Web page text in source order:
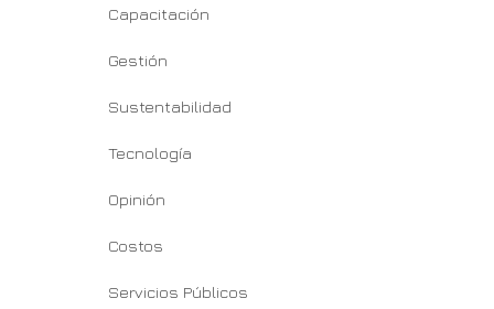
Capacitación
Gestión
Sustentabilidad
Tecnología
Opinión
Costos
Servicios Públicos